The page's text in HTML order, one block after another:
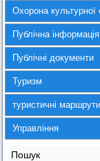
Охорона
Публічна інформація
Публічні документи
Туризм
туристичні маршрути
Управління
Пошук